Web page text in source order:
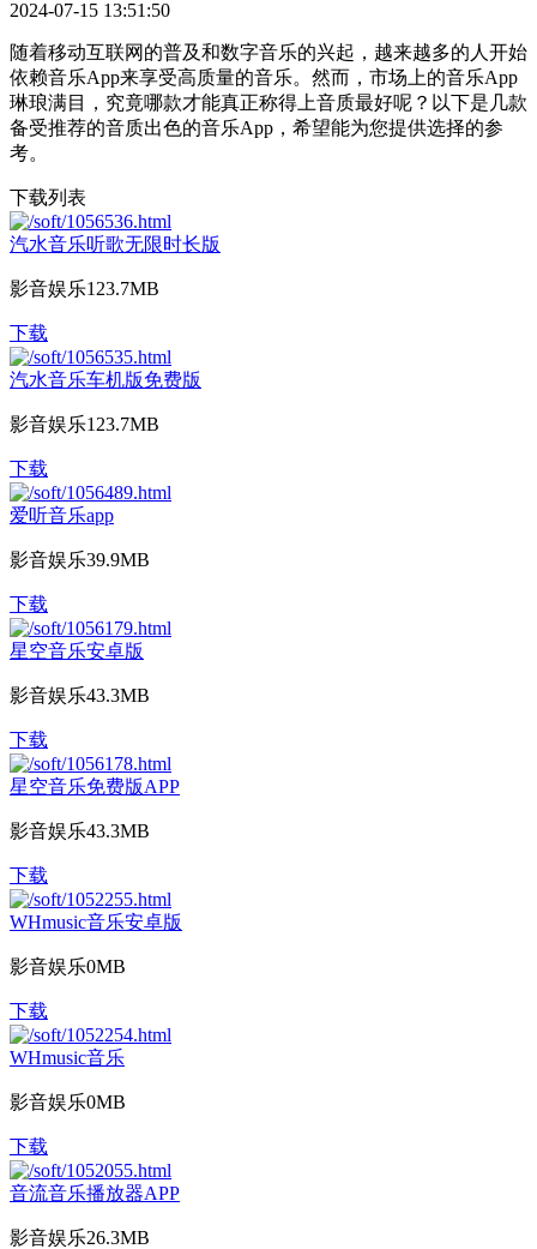
2024-07-15 13:51:50
随着移动互联网的普及和数字音乐的兴起，越来越多的人开始
依赖音乐App来享受高质量的音乐。然而，市场上的音乐App
琳琅满目，究竟哪款才能真正称得上音质最好呢？以下是几款
备受推荐的音质出色的音乐App，希望能为您提供选择的参
考。
下载列表
汽水音乐听歌无限时长版
影音娱乐123.7MB
下载
汽水音乐车机版免费版
影音娱乐123.7MB
下载
爱听音乐app
影音娱乐39.9MB
下载
星空音乐安卓版
影音娱乐43.3MB
下载
星空音乐免费版APP
影音娱乐43.3MB
下载
WHmusic音乐安卓版
影音娱乐0MB
下载
WHmusic音乐
影音娱乐0MB
下载
音流音乐播放器APP
影音娱乐26.3MB